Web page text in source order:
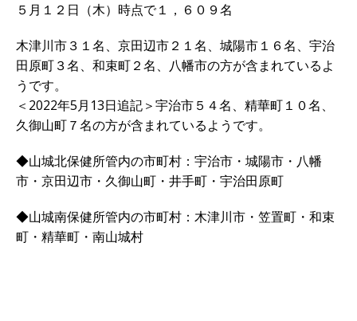
５月１２日（木）時点で１，６０９名
木津川市３１名、京田辺市２１名、城陽市１６名、宇治
田原町３名、和束町２名、八幡市の方が含まれているよ
うです。
＜2022年5月13日追記＞宇治市５４名、精華町１０名、
久御山町７名の方が含まれているようです。
◆山城北保健所管内の市町村：宇治市・城陽市・八幡
市・京田辺市・久御山町・井手町・宇治田原町
◆山城南保健所管内の市町村：木津川市・笠置町・和束
町・精華町・南山城村